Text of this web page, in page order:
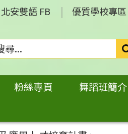
北安雙語 FB 優質學校專區
粉絲專頁 舞蹈班簡介